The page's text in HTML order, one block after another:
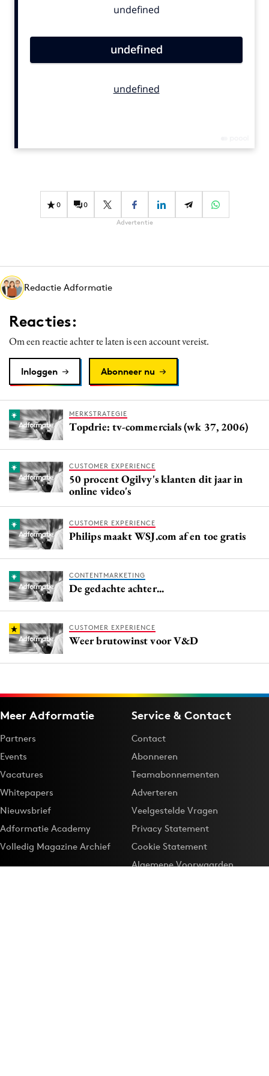
Contentmarketing
Effectiviteit
Gedragsverandering
Martech
Media
Merkstrategie
PR
Programmatic
Reputatie & crisis
0 0
Advertentie
Redactie Adformatie
Reacties:
Om een reactie achter te laten is een account vereist.
Inloggen Abonneer nu
MERKSTRATEGIE
Topdrie: tv-commercials (wk 37, 2006)
CUSTOMER EXPERIENCE
50 procent Ogilvy's klanten dit jaar in
online video's
CUSTOMER EXPERIENCE
Philips maakt WSJ.com af en toe gratis
CONTENTMARKETING
De gedachte achter...
CUSTOMER EXPERIENCE
Weer brutowinst voor V&D
Meer Adformatie
Partners
Events
Vacatures
Whitepapers
Nieuwsbrief
Adformatie Academy
Volledig Magazine Archief
Service & Contact
Contact
Abonneren
Teamabonnementen
Adverteren
Veelgestelde Vragen
Privacy Statement
Cookie Statement
Algemene Voorwaarden